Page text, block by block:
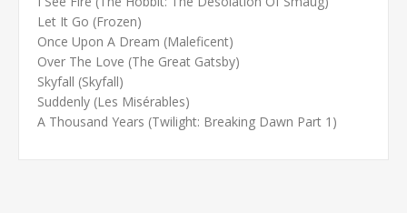
Let It Go (Frozen)
Once Upon A Dream (Maleficent)
Over The Love (The Great Gatsby)
Skyfall (Skyfall)
Suddenly (Les Misérables)
A Thousand Years (Twilight: Breaking Dawn Part 1)